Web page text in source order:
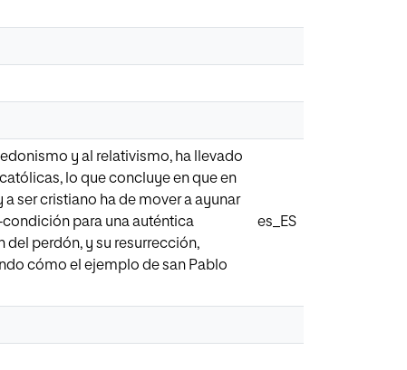
y al relativismo, ha llevado
lo que concluye en que en
ser cristiano ha de mover a ayunar
para una auténtica
del perdón, y su resurrección,
cómo el ejemplo de san Pablo
es_ES